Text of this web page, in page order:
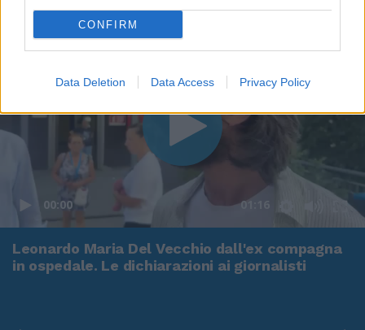
CONFIRM
Data Deletion Data Access Privacy Policy
00:00 01:16
Leonardo Maria Del Vecchio dall'ex compagna
in ospedale. Le dichiarazioni ai giornalisti